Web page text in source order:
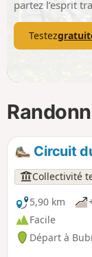
partez l’esprit
Testez
Circuit
Collectivité
5,90 km
Facile
Départ à